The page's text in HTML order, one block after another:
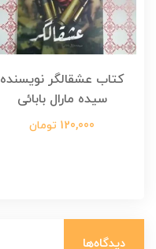
کتاب عشقالگر نویسنده
سیده مارال بابائی
120,000 تومان
دیدگاه‌ها